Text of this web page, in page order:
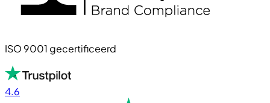
ISO 9001 gecertificeerd
4.6